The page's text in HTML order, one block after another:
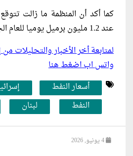
كما أكد أن المنظمة ما زالت
عند 1.2 مليون برميل يوميا للعام الجاري.
لمتابعة أخر الأخبار والتحليلات
واتس اب اضغط هنا
أسعار النفط
النفط
لبنان